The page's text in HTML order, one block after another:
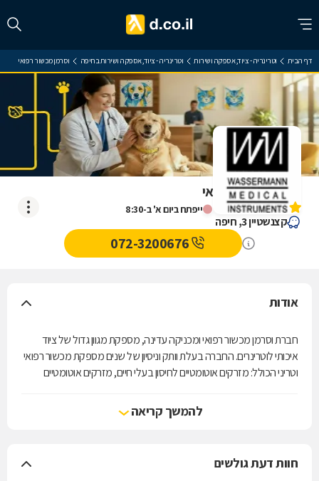
דף הבית וטרינריה - ציוד, אספקה ושירות וטרינריה - ציוד, אספקה ושירות בחיפה וסרמן מכשור רפואי
ייפתח ביום א' ב-8:30
וסרמן מכשור רפואי
אין עדיין חוות דעת
קצנשטיין 3, חיפה
072-3200676
אודות
חברת וסרמן מכשור רפואי ומכניקה עדינה, מספקת מגוון גדול של ציוד
איכותי לוטרינרים. החברה בעלת וותק וניסיון של שנים מספקת מכשור רפואי
וטריני הכולל: מזרקים אוטומטיים לחיסון בעלי חיים, מזרקים אוטומטיים
לשימוש רפואי ושימושי מעבדה, מחטים להזרקה, מזרקים מיוחדים, מזרק
אבעבועות, ועוד. בנוסף החברה מספקת גם מגוון גדול של מוצרי פרזול
להמשך קריאה
חוות דעת גולשים